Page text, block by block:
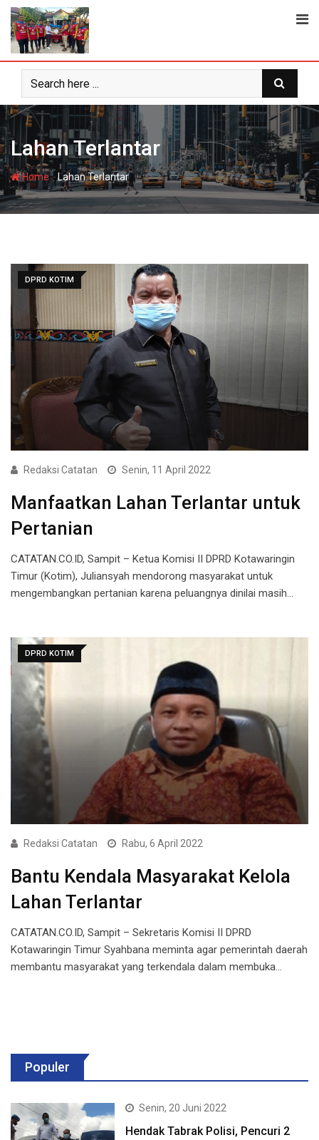
Skip
content
Lahan Terlantar
Home-Lahan Terlantar
DPRD KOTIM
Redaksi Catatan Senin, 11 April 2022
Manfaatkan Lahan Terlantar untuk
Pertanian
CATATAN.CO.ID, Sampit – Ketua Komisi II DPRD Kotawaringin
Timur (Kotim), Juliansyah mendorong masyarakat untuk
mengembangkan pertanian karena peluangnya dinilai masih…
DPRD KOTIM
Redaksi Catatan Rabu, 6 April 2022
Bantu Kendala Masyarakat Kelola
Lahan Terlantar
CATATAN.CO.ID, Sampit – Sekretaris Komisi II DPRD
Kotawaringin Timur Syahbana meminta agar pemerintah daerah
membantu masyarakat yang terkendala dalam membuka…
Populer
Senin, 20 Juni 2022
Hendak Tabrak Polisi, Pencuri 2